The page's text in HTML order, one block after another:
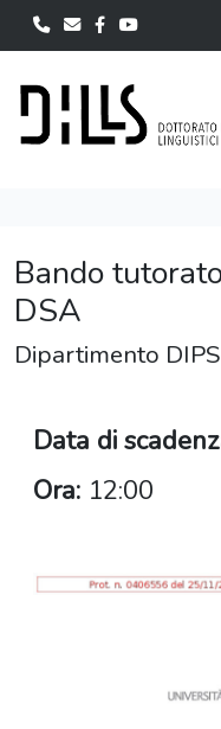
Bando
DSA
Dipartimento
Data di
Ora: 12:00